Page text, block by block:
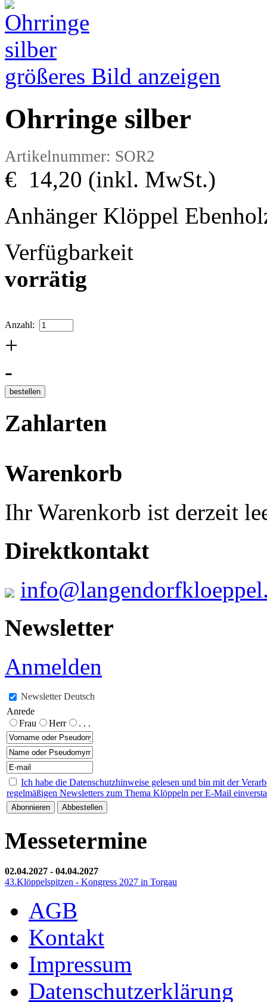
größeres Bild anzeigen
Ohrringe silber
Artikelnummer: SOR2
€ 14,20 (inkl. MwSt.)
Anhänger Klöppel
Verfügbarkeit
vorrätig
Anzahl:
+
-
Zahlarten
Warenkorb
Ihr Warenkorb ist derzeit
Direktkontakt
Newsletter
Anmelden
Newsletter Deutsch
Anrede
Frau
Herr . . .
Ich habe die Datenschutzhinweise gelesen und bin mit der
regelmäßigen Newsletters zum Thema Klöppeln per E-Mail
Messetermine
02.04.2027 - 04.04.2027
43.Klöppelspitzen - Kongress 2027 in Torgau
AGB
Kontakt
Impressum
Datenschutzerklärung